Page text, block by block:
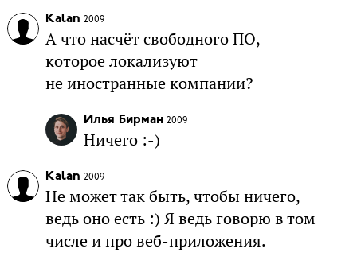
Kalan 2009
А что насчёт свободного ПО,
которое локализуют
не иностранные компании?
Илья Бирман 2009
Ничего :-)
Kalan 2009
Не может так быть, чтобы ничего,
ведь оно есть :) Я ведь говорю в том
числе и про веб-приложения.